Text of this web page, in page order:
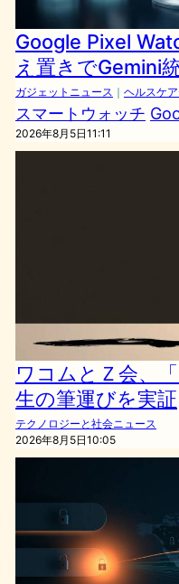
Google Pixel
え置きでGemini
ガジェットニュース ｜ ヘルスケ
スマートウォッチ
2026年8月5日11:11
ワコムとＺ会、
生の筆運びを実証
テクノロジーと社会ニュース
2026年8月5日10:05